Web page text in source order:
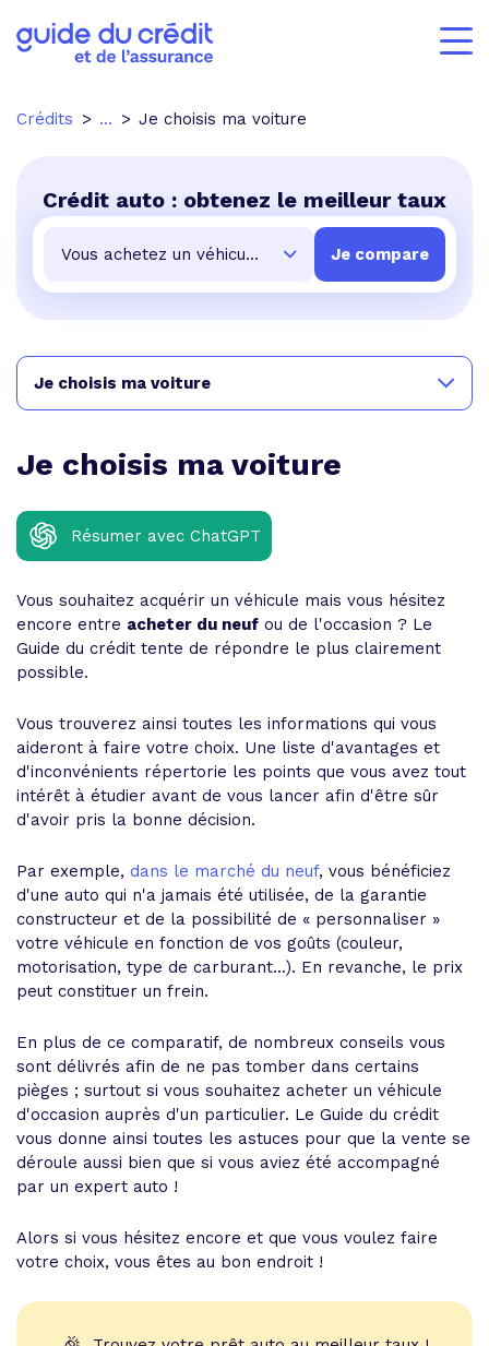
Crédits ... Je choisis ma voiture
Crédit auto : obtenez le meilleur taux
Je choisis ma voiture
Résumer avec ChatGPT
Vous souhaitez acquérir un véhicule mais vous hésitez
encore entre acheter du neuf ou de l'occasion ? Le
Guide du crédit tente de répondre le plus clairement
possible.
Vous trouverez ainsi toutes les informations qui vous
aideront à faire votre choix. Une liste d'avantages et
d'inconvénients répertorie les points que vous avez tout
intérêt à étudier avant de vous lancer afin d'être sûr
d'avoir pris la bonne décision.
Par exemple, dans le marché du neuf, vous bénéficiez
d'une auto qui n'a jamais été utilisée, de la garantie
constructeur et de la possibilité de « personnaliser »
votre véhicule en fonction de vos goûts (couleur,
motorisation, type de carburant...). En revanche, le prix
peut constituer un frein.
En plus de ce comparatif, de nombreux conseils vous
sont délivrés afin de ne pas tomber dans certains
pièges ; surtout si vous souhaitez acheter un véhicule
d'occasion auprès d'un particulier. Le Guide du crédit
vous donne ainsi toutes les astuces pour que la vente se
déroule aussi bien que si vous aviez été accompagné
par un expert auto !
Alors si vous hésitez encore et que vous voulez faire
votre choix, vous êtes au bon endroit !
Je choisis ma voiture